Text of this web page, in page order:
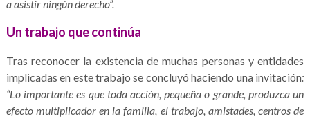
a asistir ningún derecho”.
Un trabajo que continúa
Tras reconocer la existencia de muchas personas y entidades
implicadas en este trabajo se concluyó haciendo una invitación:
“Lo importante es que toda acción, pequeña o grande, produzca un
efecto multiplicador en la familia, el trabajo, amistades, centros de